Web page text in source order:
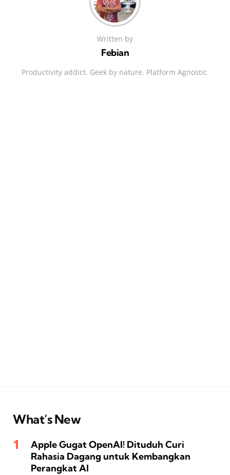
Written by
Febian
Productivity addict. Geek by nature. Platform Agnostic.
What’s New
Apple Gugat OpenAI! Dituduh Curi
Rahasia Dagang untuk Kembangkan
Perangkat AI